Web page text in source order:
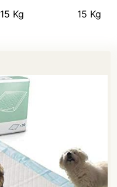
15 Kg 15 Kg